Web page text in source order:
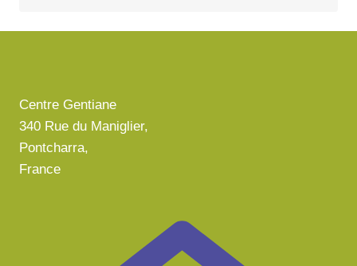
Centre Gentiane
340 Rue du Maniglier,
Pontcharra,
France